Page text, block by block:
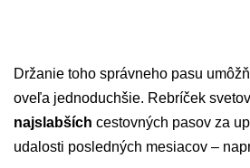
Držanie toho správneho pasu
oveľa jednoduchšie. Rebríček
najslabších cestovných pasov za
udalosti posledných mesiacov –